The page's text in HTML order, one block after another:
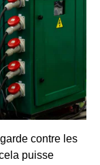
contre les
puisse